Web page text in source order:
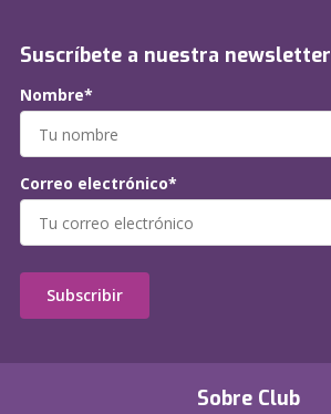
Sobre Club
Suscríbete a nuestra newsletter
Nombre*
Correo electrónico*
Subscribir